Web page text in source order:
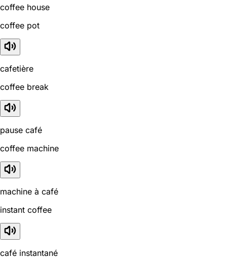
coffee house
coffee pot
cafetière
coffee break
pause café
coffee machine
machine à café
instant coffee
café instantané